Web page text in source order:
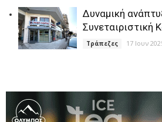
Δυναμική
Συνεταιριστική
Τράπεζες 17 Ιουν